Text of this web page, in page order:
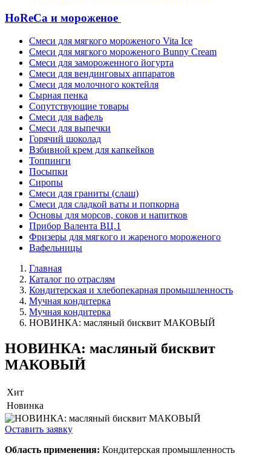
HoReCa и мороженое
Смеси для мягкого мороженого Vita Ice
Смеси для мягкого мороженого Bunny Cream
Смеси для замороженного йогурта
Смеси для вендинговых аппаратов
Смеси для молочного коктейля
Сырная пенка
Сопутствующие товары
Смеси для вафель
Смеси для выпечки
Горячий шоколад
Взбивной крем для капкейков
Топпинги
Посыпки
Сиропы
Смеси для граниты (слаш)
Смеси для сладкой ваты и попкорна
Основы для морсов, соков и напитков
Прибор Валента ВЦ.1
Фризеры для мягкого и жареного мороженого
Вафельницы
Главная
Каталог по отраслям
Кондитерская и хлебопекарная промышленность
Мучная кондитерка
Мучная кондитерка
НОВИНКА: масляный бисквит МАКОВЫЙ
НОВИНКА: масляный бисквит
МАКОВЫЙ
Хит
Новинка
Оставить заявку
Область применения: Кондитерская промышленность